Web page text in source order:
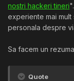
nostri hackeri tineri
experiente mai mult
personala despre
Sa facem un
Quote